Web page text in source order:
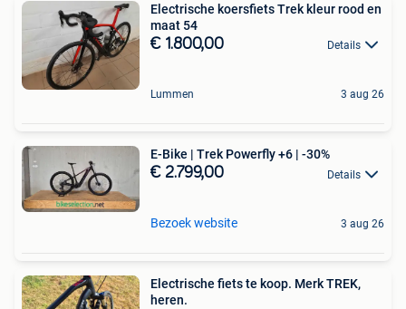
Electrische koersfiets Trek kleur rood en
maat 54
€ 1.800,00 Details
Lummen 3 aug 26
E-Bike | Trek Powerfly +6 | -30%
€ 2.799,00 Details
Bezoek website 3 aug 26
Electrische fiets te koop. Merk TREK,
heren.